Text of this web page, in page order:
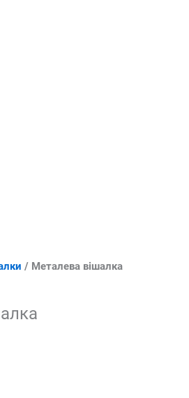
/ Металева вішалка